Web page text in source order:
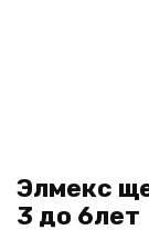
Элмекс
3 до 6лет